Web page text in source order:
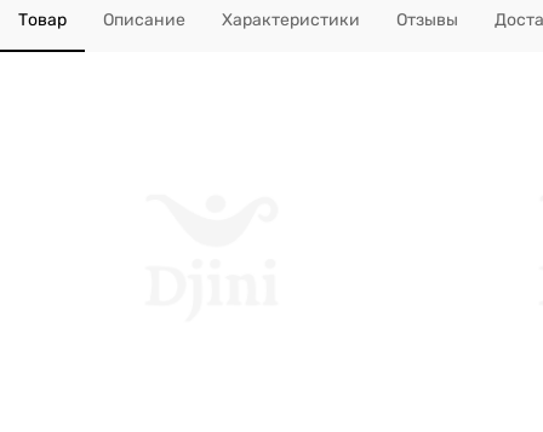
Товар Описание Характеристики Отзывы